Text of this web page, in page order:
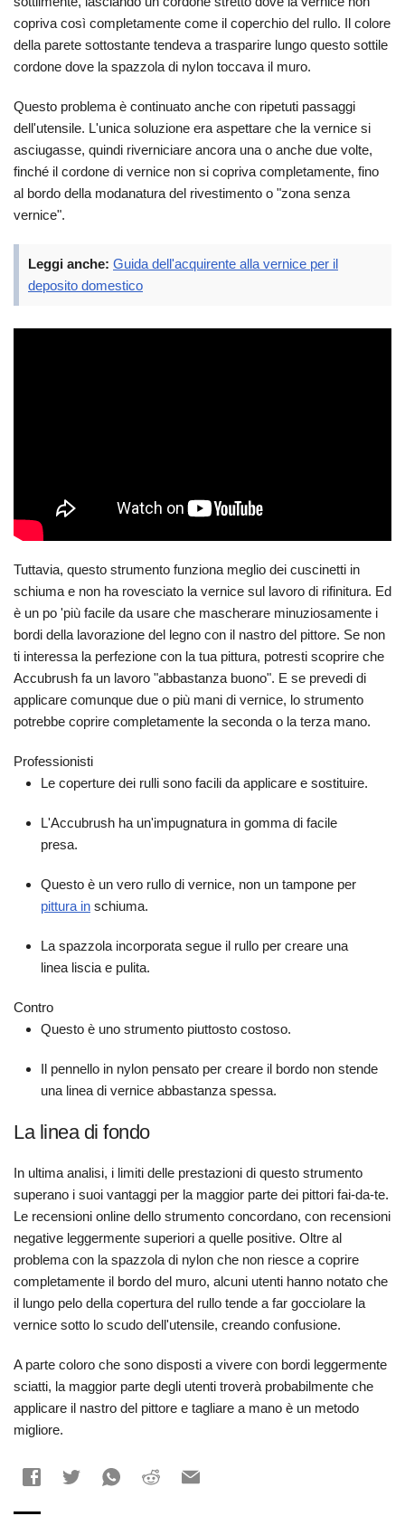
copriva così completamente come il coperchio del rullo. Il colore
della parete sottostante tendeva a trasparire lungo questo sottile
cordone dove la spazzola di nylon toccava il muro.
Questo problema è continuato anche con ripetuti passaggi
dell'utensile. L'unica soluzione era aspettare che la vernice si
asciugasse, quindi riverniciare ancora una o anche due volte,
finché il cordone di vernice non si copriva completamente, fino
al bordo della modanatura del rivestimento o "zona senza
vernice".
Leggi anche: Guida dell'acquirente alla vernice per il
deposito domestico
Tuttavia, questo strumento funziona meglio dei cuscinetti in
schiuma e non ha rovesciato la vernice sul lavoro di rifinitura. Ed
è un po 'più facile da usare che mascherare minuziosamente i
bordi della lavorazione del legno con il nastro del pittore. Se non
ti interessa la perfezione con la tua pittura, potresti scoprire che
Accubrush fa un lavoro "abbastanza buono". E se prevedi di
applicare comunque due o più mani di vernice, lo strumento
potrebbe coprire completamente la seconda o la terza mano.
Professionisti
Le coperture dei rulli sono facili da applicare e sostituire.
L'Accubrush ha un'impugnatura in gomma di facile
presa.
Questo è un vero rullo di vernice, non un tampone per
pittura in schiuma.
La spazzola incorporata segue il rullo per creare una
linea liscia e pulita.
Contro
Questo è uno strumento piuttosto costoso.
Il pennello in nylon pensato per creare il bordo non stende
una linea di vernice abbastanza spessa.
La linea di fondo
In ultima analisi, i limiti delle prestazioni di questo strumento
superano i suoi vantaggi per la maggior parte dei pittori fai-da-te.
Le recensioni online dello strumento concordano, con recensioni
negative leggermente superiori a quelle positive. Oltre al
problema con la spazzola di nylon che non riesce a coprire
completamente il bordo del muro, alcuni utenti hanno notato che
il lungo pelo della copertura del rullo tende a far gocciolare la
vernice sotto lo scudo dell'utensile, creando confusione.
A parte coloro che sono disposti a vivere con bordi leggermente
sciatti, la maggior parte degli utenti troverà probabilmente che
applicare il nastro del pittore e tagliare a mano è un metodo
migliore.